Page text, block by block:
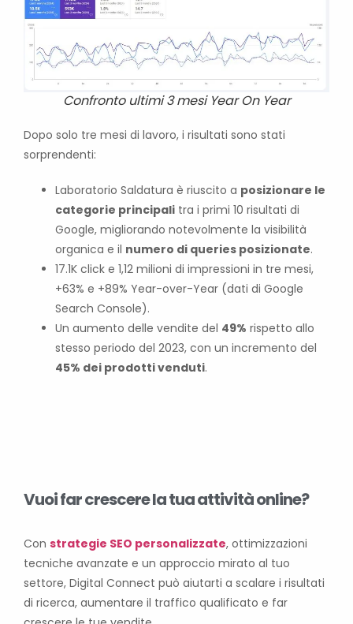
Confronto ultimi 3 mesi Year On Year
Dopo solo tre mesi di lavoro, i risultati sono stati
sorprendenti:
Laboratorio Saldatura è riuscito a posizionare le
categorie principali tra i primi 10 risultati di
Google, migliorando notevolmente la visibilità
organica e il numero di queries posizionate.
17.1K click e 1,12 milioni di impressioni in tre mesi,
+63% e +89% Year-over-Year (dati di Google
Search Console).
Un aumento delle vendite del 49% rispetto allo
stesso periodo del 2023, con un incremento del
45% dei prodotti venduti.
Vuoi far crescere la tua attività online?
Con strategie SEO personalizzate, ottimizzazioni
tecniche avanzate e un approccio mirato al tuo
settore, Digital Connect può aiutarti a scalare i risultati
di ricerca, aumentare il traffico qualificato e far